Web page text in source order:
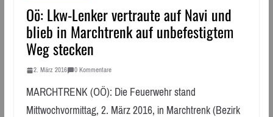
Oö: Lkw-Lenker vertraute auf Navi und
blieb in Marchtrenk auf unbefestigtem
Weg stecken
2. März 2016 0 Kommentare
MARCHTRENK (OÖ): Die Feuerwehr stand
Mittwochvormittag, 2. März 2016, in Marchtrenk (Bezirk